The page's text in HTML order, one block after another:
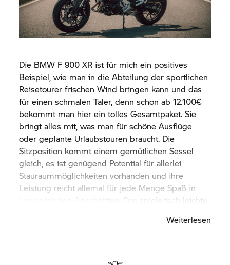
Die BMW F 900 XR ist für mich ein positives
Beispiel, wie man in die Abteilung der sportlichen
Reisetourer frischen Wind bringen kann und das
für einen schmalen Taler, denn schon ab 12.100€
bekommt man hier ein tolles Gesamtpaket. Sie
bringt alles mit, was man für schöne Ausflüge
oder geplante Urlaubstouren braucht. Die
Sitzposition kommt einem gemütlichen Sessel
gleich, es ist genügend Potential für allerlei
Stauraummöglichkeiten vorhanden und ihre
Leistung reicht allemal für jede Menge Spaß in
kurvenreichen Abschnitten. Das spielerisch leichte
wird auch selbst der Weg zur Arbeit zu einem
Weiterlesen